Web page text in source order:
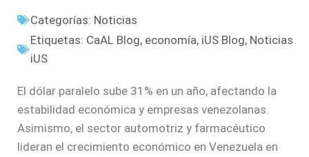
Categorías: Noticias
Etiquetas: CaAL Blog, economía, iUS Blog, Noticias
iUS
El dólar paralelo sube 31% en un año, afectando la
estabilidad económica y empresas venezolanas.
Asimismo, el sector automotriz y farmacéutico
lideran el crecimiento económico en Venezuela en